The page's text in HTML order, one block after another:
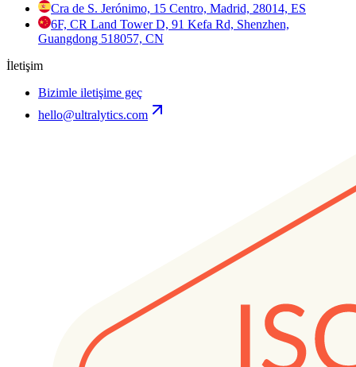
Cra de S. Jerónimo, 15 Centro, Madrid, 28014, ES
6F, CR Land Tower D, 91 Kefa Rd, Shenzhen,
Guangdong 518057, CN
İletişim
Bizimle iletişime geç
hello@ultralytics.com